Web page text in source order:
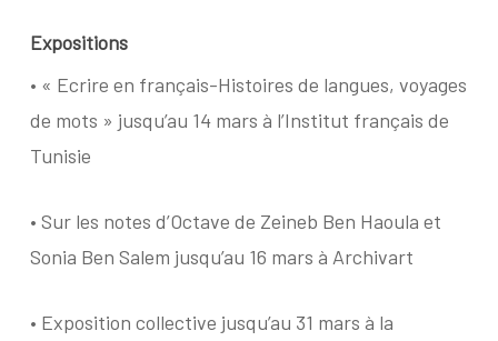
Expositions
• « Ecrire en français-Histoires de langues, voyages
de mots » jusqu’au 14 mars à l’Institut français de
Tunisie
• Sur les notes d’Octave de Zeineb Ben Haoula et
Sonia Ben Salem jusqu’au 16 mars à Archivart
• Exposition collective jusqu’au 31 mars à la